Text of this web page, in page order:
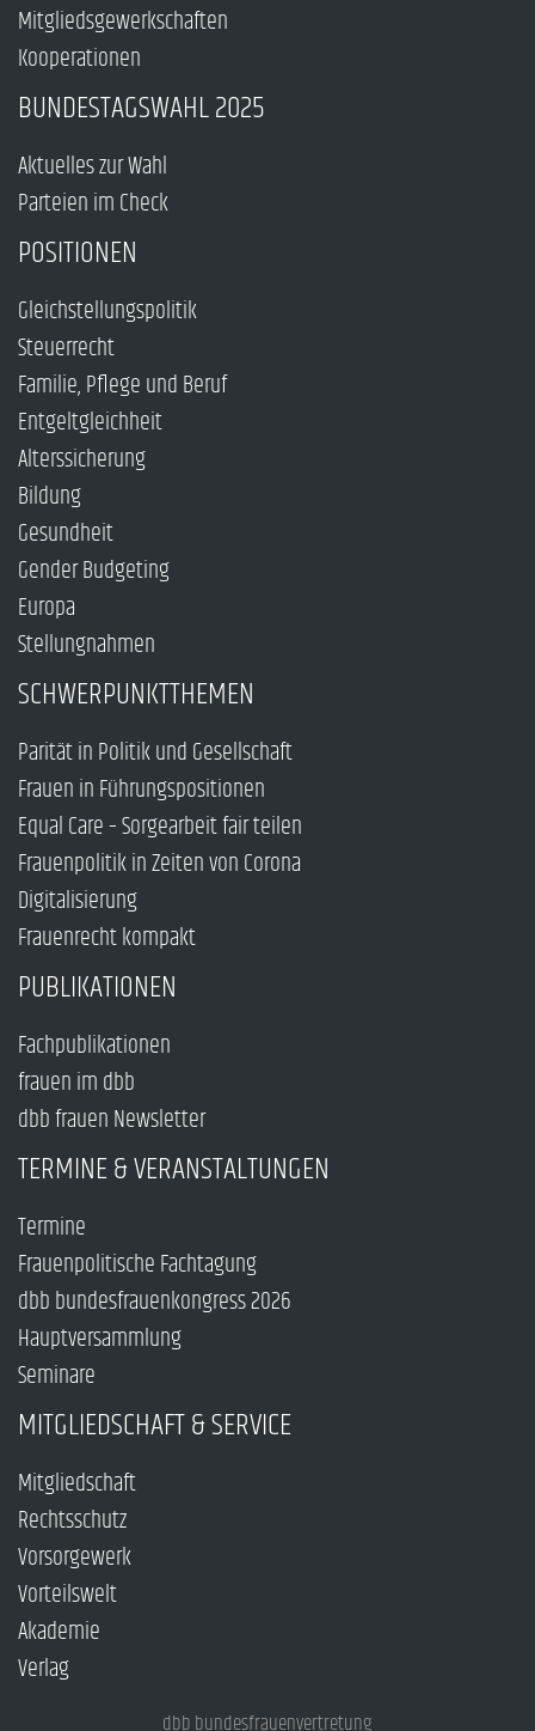
Mitgliedsgewerkschaften
Kooperationen
BUNDESTAGSWAHL 2025
Aktuelles zur Wahl
Parteien im Check
POSITIONEN
Gleichstellungspolitik
Steuerrecht
Familie, Pflege und Beruf
Entgeltgleichheit
Alterssicherung
Bildung
Gesundheit
Gender Budgeting
Europa
Stellungnahmen
SCHWERPUNKTTHEMEN
Parität in Politik und Gesellschaft
Frauen in Führungspositionen
Equal Care – Sorgearbeit fair teilen
Frauenpolitik in Zeiten von Corona
Digitalisierung
Frauenrecht kompakt
PUBLIKATIONEN
Fachpublikationen
frauen im dbb
dbb frauen Newsletter
TERMINE & VERANSTALTUNGEN
Termine
Frauenpolitische Fachtagung
dbb bundesfrauenkongress 2026
Hauptversammlung
Seminare
MITGLIEDSCHAFT & SERVICE
Mitgliedschaft
Rechtsschutz
Vorsorgewerk
Vorteilswelt
Akademie
Verlag
dbb bundesfrauenvertretung